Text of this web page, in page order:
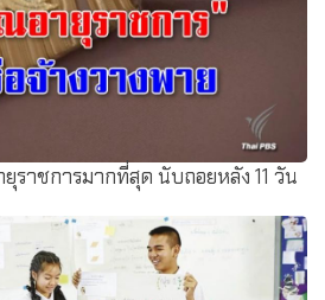
ราชการมากที่สุด นับถอยหลัง 11 วัน